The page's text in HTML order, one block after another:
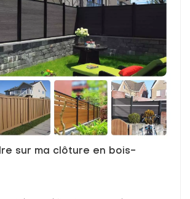
sur ma clôture en bois-